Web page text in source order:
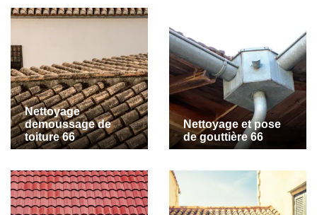
Nettoyage
demoussage de
toiture 66
Nettoyage et pose
de gouttière 66